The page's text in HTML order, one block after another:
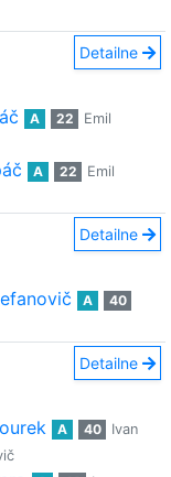
Detailne
A 22
Emil
A 22
Emil
Detailne
A
40
Detailne
A 40
Ivan